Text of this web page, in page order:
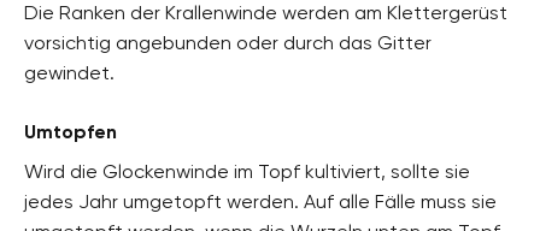
Die Ranken der Krallenwinde werden am Klettergerüst
vorsichtig angebunden oder durch das Gitter
gewindet.
Umtopfen
Wird die Glockenwinde im Topf kultiviert, sollte sie
jedes Jahr umgetopft werden. Auf alle Fälle muss sie